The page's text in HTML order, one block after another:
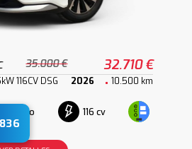
35.000 € 32.710 €
116CV DSG 2026 10.500 km
116 cv